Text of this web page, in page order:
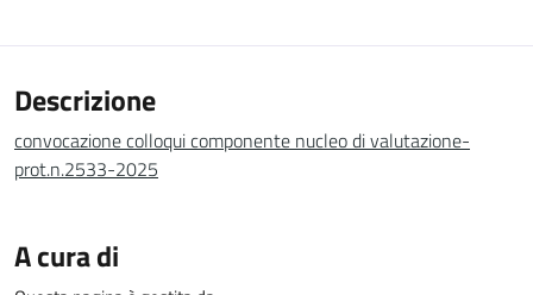
Descrizione
convocazione colloqui componente nucleo di valutazione-
prot.n.2533-2025
A cura di